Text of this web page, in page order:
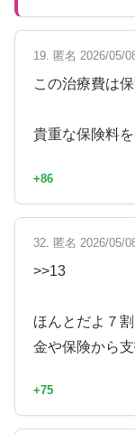
19. 匿名 2026/05/
この治療費は
貴重な保険料
+86
32. 匿名 2026/05/
>>13
ほんとだよ７
金や保険から
+75